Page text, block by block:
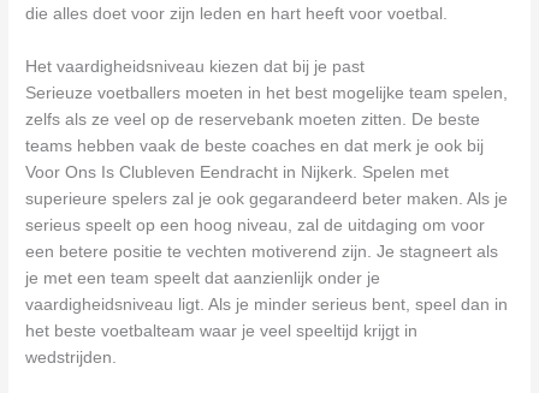
die alles doet voor zijn leden en hart heeft voor voetbal.
Het vaardigheidsniveau kiezen dat bij je past
Serieuze voetballers moeten in het best mogelijke team spelen,
zelfs als ze veel op de reservebank moeten zitten. De beste
teams hebben vaak de beste coaches en dat merk je ook bij
Voor Ons Is Clubleven Eendracht in Nijkerk. Spelen met
superieure spelers zal je ook gegarandeerd beter maken. Als je
serieus speelt op een hoog niveau, zal de uitdaging om voor
een betere positie te vechten motiverend zijn. Je stagneert als
je met een team speelt dat aanzienlijk onder je
vaardigheidsniveau ligt. Als je minder serieus bent, speel dan in
het beste voetbalteam waar je veel speeltijd krijgt in
wedstrijden.